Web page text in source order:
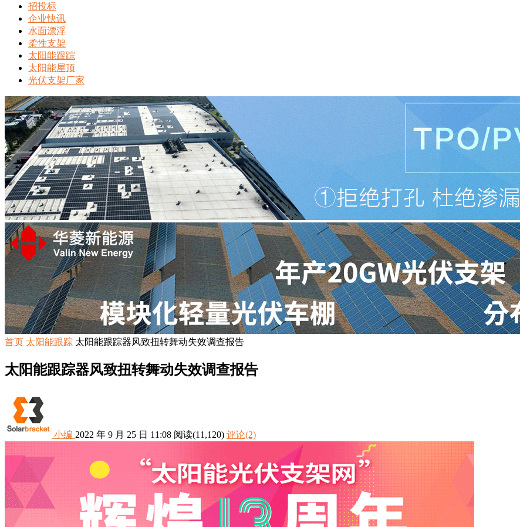
招投标
企业快讯
水面漂浮
柔性支架
太阳能跟踪
太阳能屋顶
光伏支架厂家
首页 太阳能跟踪 太阳能跟踪器风致扭转舞动失效调查报告
太阳能跟踪器风致扭转舞动失效调查报告
小编 2022 年 9 月 25 日 11:08 阅读(11,120) 评论(2)